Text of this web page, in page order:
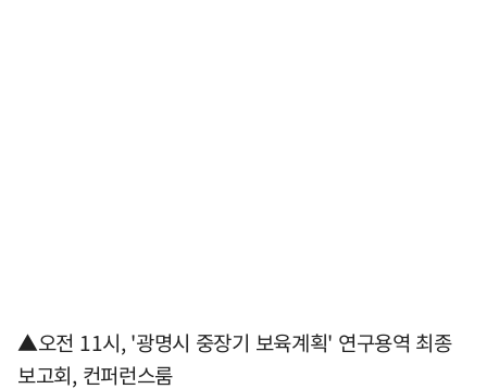
▲오전 11시, '광명시 중장기 보육계획' 연구용역 최종
보고회, 컨퍼런스룸